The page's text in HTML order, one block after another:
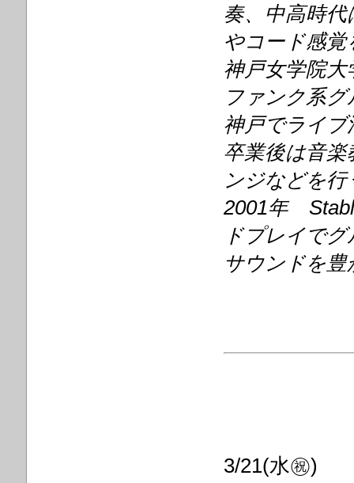
奏、中高時
やコード感
神戸女学院
ファンク系
神戸でライブ
卒業後は音
ンジなどを
2001年
ドプレイで
サウンドを
3/21(水㊗)